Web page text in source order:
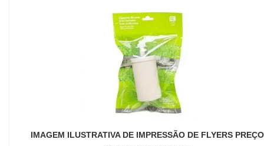
IMAGEM ILUSTRATIVA DE IMPRESSÃO DE FLYERS PREÇO